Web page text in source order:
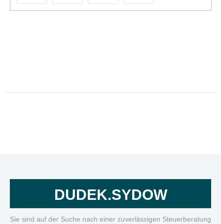
DUDEK.SYDOW
Sie sind auf der Suche nach einer zuverlässigen Steuerberatung